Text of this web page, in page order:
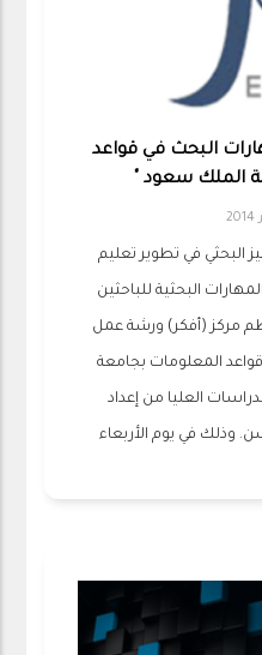
البحث في قواعد
الملك سعود "
البحثي في تطوير تعليم
البحثية للباحثين
مركز (أفكر) ورشة عمل
المعلومات بجامعة
العليا من إعداد
وذلك في يوم الأربعاء